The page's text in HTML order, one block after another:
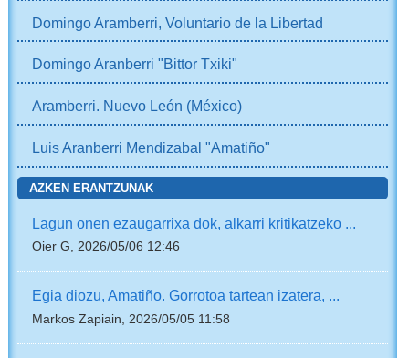
Domingo Aramberri, Voluntario de la Libertad
Domingo Aranberri "Bittor Txiki"
Aramberri. Nuevo León (México)
Luis Aranberri Mendizabal "Amatiño"
AZKEN ERANTZUNAK
Lagun onen ezaugarrixa dok, alkarri kritikatzeko ...
Oier G, 2026/05/06 12:46
Egia diozu, Amatiño. Gorrotoa tartean izatera, ...
Markos Zapiain, 2026/05/05 11:58